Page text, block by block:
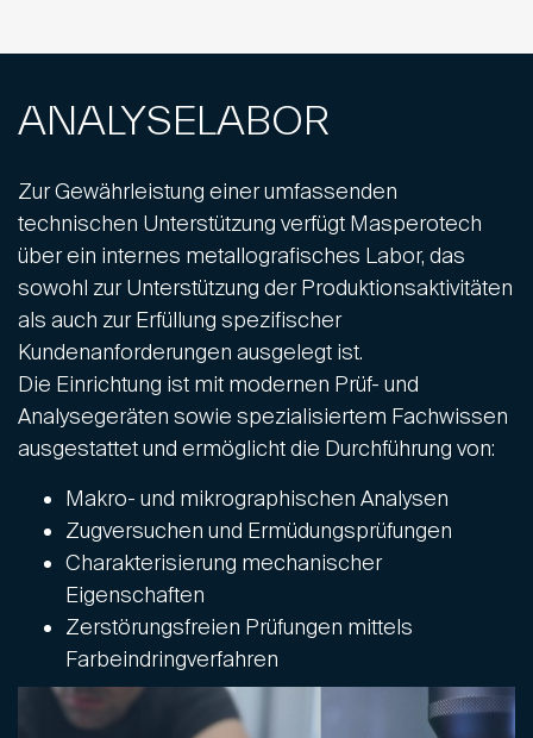
ANALYSELABOR
Zur Gewährleistung einer umfassenden
technischen Unterstützung verfügt Masperotech
über ein internes metallografisches Labor, das
sowohl zur Unterstützung der Produktionsaktivitäten
als auch zur Erfüllung spezifischer
Kundenanforderungen ausgelegt ist.
Die Einrichtung ist mit modernen Prüf- und
Analysegeräten sowie spezialisiertem Fachwissen
ausgestattet und ermöglicht die Durchführung von:
Makro- und mikrographischen Analysen
Zugversuchen und Ermüdungsprüfungen
Charakterisierung mechanischer
Eigenschaften
Zerstörungsfreien Prüfungen mittels
Farbeindringverfahren